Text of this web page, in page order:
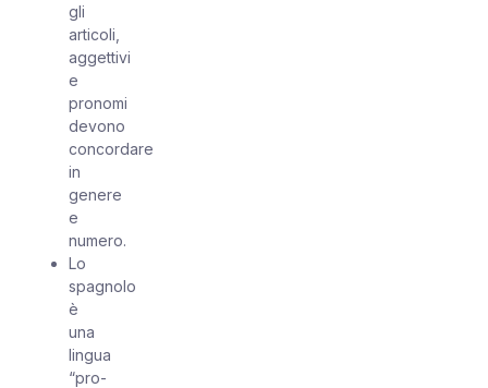
gli
articoli,
aggettivi
e
pronomi
devono
concordare
in
genere
e
numero.
Lo
spagnolo
è
una
lingua
“pro-